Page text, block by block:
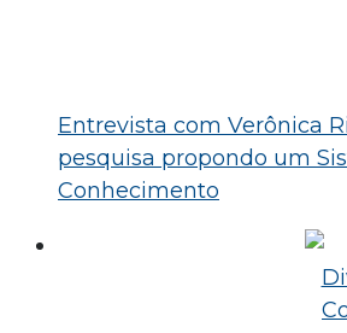
Entrevista com Verônica
pesquisa propondo um
Conhecimento